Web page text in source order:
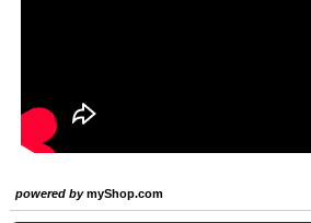
powered bymyShop.com